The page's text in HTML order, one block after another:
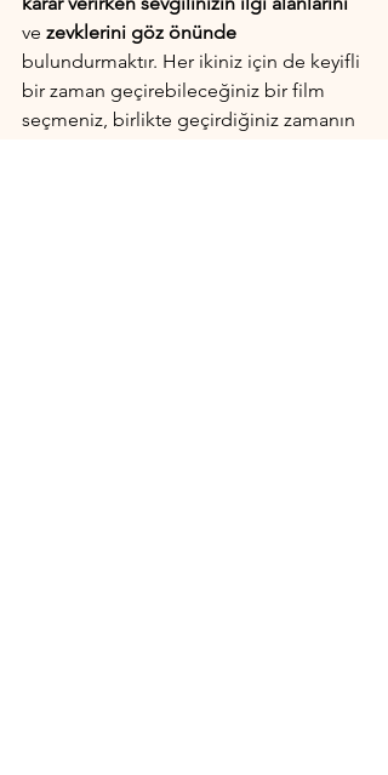
ve zevklerini göz önünde
bulundurmaktır. Her ikiniz için de keyifli
bir zaman geçirebileceğiniz bir film
seçmeniz, birlikte geçirdiğiniz zamanın